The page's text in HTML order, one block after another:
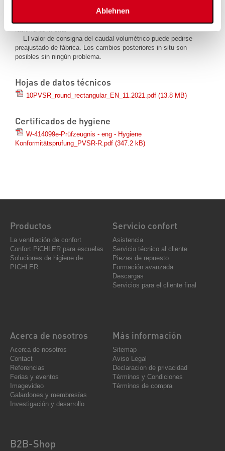
Ablehnen
El valor de consigna del caudal de aire puede ajustarse
fácilmente in situ.
El valor de consigna del caudal volumétrico puede pedirse
preajustado de fábrica. Los cambios posteriores in situ son
posibles sin ningún problema.
Hojas de datos técnicos
10PVSR_round_rectangular_EN_11.2021.pdf (13.8 MB)
Certificados de hygiene
W-414099e-Prüfzeugnis - eng - Hygiene
Konformitätsprüfung_PVSR-R.pdf (347.2 kB)
Productos
La ventilación de confort
Confort PiCHLER para escuelas
Soluciones de higiene de
PICHLER
Servicio confort
Asistencia
Servicio técnico al cliente
Piezas de repuesto
Formación avanzada
Descargas
Servicios para el cliente final
Acerca de nosotros
Acerca de nosotros
Contact
Referencias
Ferias y eventos
Imagevideo
Galardones y membresías
Investigación y desarrollo
Más información
Sitemap
Aviso Legal
Declaracion de privacidad
Términos y Condiciones
Términos de compra
B2B-Shop